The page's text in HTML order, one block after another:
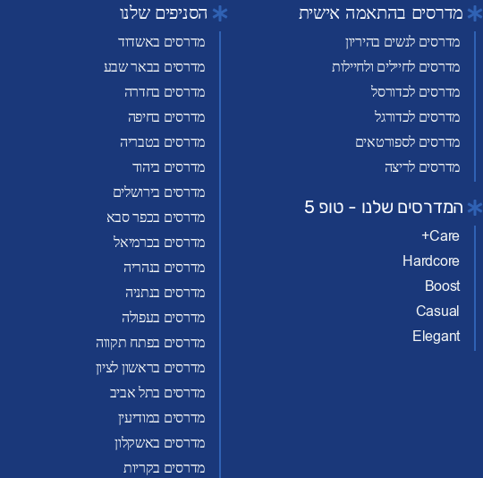
מדרסים בהתאמה אישית
מדרסים לנשים בהיריון
מדרסים לחיילים ולחיילות
מדרסים לכדורסל
מדרסים לכדורגל
מדרסים לספורטאים
מדרסים לריצה
המדרסים שלנו - טופ 5
Care+
Hardcore
Boost
Casual
Elegant
הסניפים שלנו
מדרסים באשדוד
מדרסים בבאר שבע
מדרסים בחדרה
מדרסים בחיפה
מדרסים בטבריה
מדרסים ביהוד
מדרסים בירושלים
מדרסים בכפר סבא
מדרסים בכרמיאל
מדרסים בנהריה
מדרסים בנתניה
מדרסים בעפולה
מדרסים בפתח תקווה
מדרסים בראשון לציון
מדרסים בתל אביב
מדרסים במודיעין
מדרסים באשקלון
מדרסים בקריות